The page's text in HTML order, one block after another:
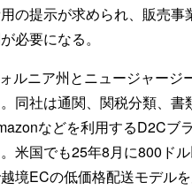
の提示が求められ、販売
必要になる。
ルニア州とニュージャー
同社は通関、関税分類、書
などを利用するD2Cブ
米国でも25年8月に800ド
境ECの低価格配送モデル